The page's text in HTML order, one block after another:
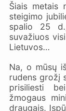
Šiais metais
steigimo
spalio 25
suvažiuos
Lietuvos…
Na, o mūsų
rudens grožį
prisiliesti
žmogaus
draugais.